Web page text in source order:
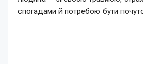
спогадами й потребою бути